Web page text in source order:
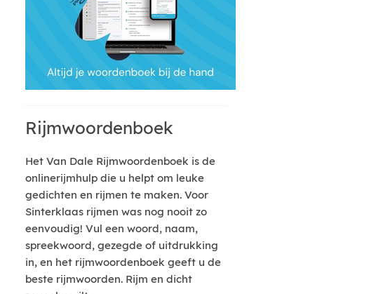
Rijmwoordenboek
Het Van Dale Rijmwoordenboek is de
onlinerijmhulp die u helpt om leuke
gedichten en rijmen te maken. Voor
Sinterklaas rijmen was nog nooit zo
eenvoudig! Vul een woord, naam,
spreekwoord, gezegde of uitdrukking
in, en het rijmwoordenboek geeft u de
beste rijmwoorden. Rijm en dicht